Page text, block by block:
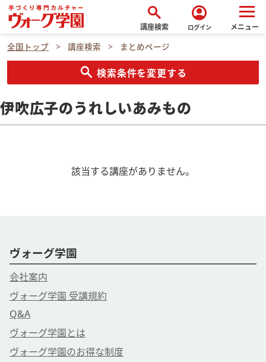
search
講座検索
account_circle
ログイン メニュー
全国トップ 講座検索 まとめページ
search 検索条件を変更する
伊吹広子のうれしいあみもの
該当する講座がありません。
ヴォーグ学園
会社案内
ヴォーグ学園 受講規約
Q&A
ヴォーグ学園とは
ヴォーグ学園のお得な制度